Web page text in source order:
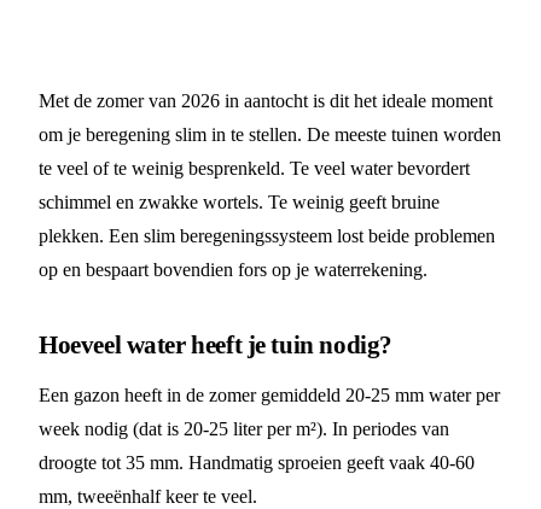
Met de zomer van 2026 in aantocht is dit het ideale moment
om je beregening slim in te stellen. De meeste tuinen worden
te veel of te weinig besprenkeld. Te veel water bevordert
schimmel en zwakke wortels. Te weinig geeft bruine
plekken. Een slim beregeningssysteem lost beide problemen
op en bespaart bovendien fors op je waterrekening.
Hoeveel water heeft je tuin nodig?
Een gazon heeft in de zomer gemiddeld 20-25 mm water per
week nodig (dat is 20-25 liter per m²). In periodes van
droogte tot 35 mm. Handmatig sproeien geeft vaak 40-60
mm, tweeënhalf keer te veel.